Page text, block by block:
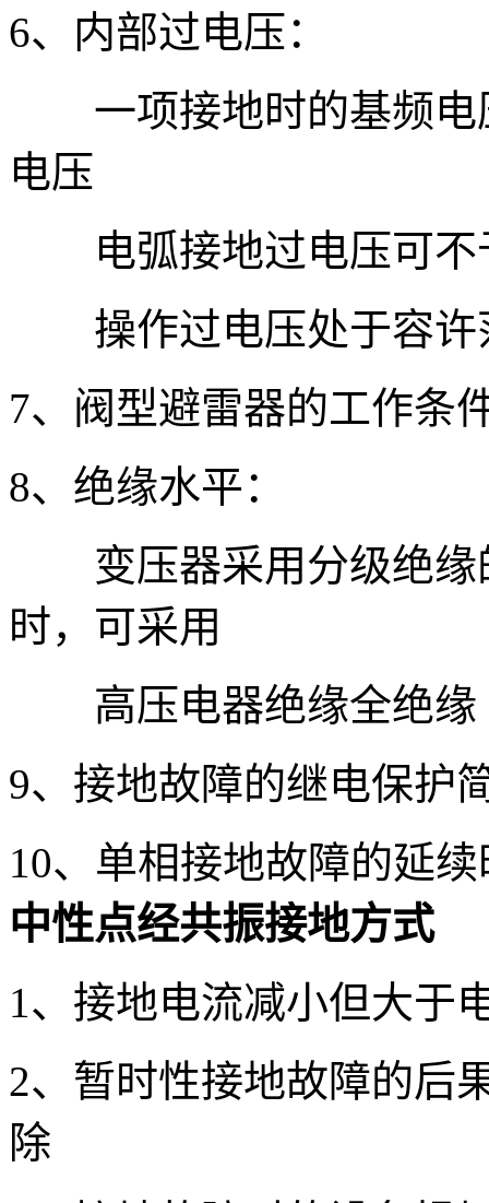
6、内部过电压：
一项接地时的基频电
电压
电弧接地过电压可不
操作过电压处于容许
7、阀型避雷器的工作条
8、绝缘水平：
变压器采用分级绝缘
时，可采用
高压电器绝缘全绝缘
9、接地故障的继电保护
10、单相接地故障的延
中性点经共振接地方式
1、接地电流减小但大于
2、暂时性接地故障的后
除